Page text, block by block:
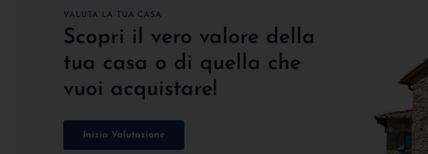
VALUTA LA TUA CASA
Scopri il vero valore della
tua casa o di quella che
vuoi acquistare!
Inizia Valutazione